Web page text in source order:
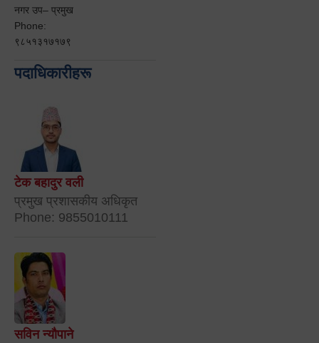
नगर उप– प्रमुख
Phone:
९८५१३१७१७९
पदाधिकारीहरू
टेक बहादुर वली
प्रमुख प्रशासकीय अधिकृत
Phone: 9855010111
सविन न्यौपाने